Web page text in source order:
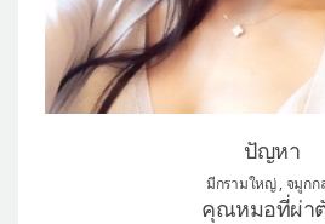
ศัลยกรรมอย่างปลอดภัย
ปรึกษาทางออนไลน์
Real Selfie Review
ปัญหา
มีกรามใหญ่ , จมูกก
คุณหมอที่ผ่า